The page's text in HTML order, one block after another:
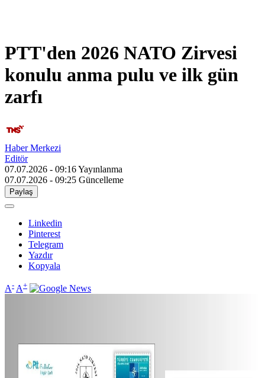
PTT'den 2026 NATO Zirvesi
konulu anma pulu ve ilk gün
zarfı
Haber Merkezi
Editör
07.07.2026 - 09:16Yayınlanma
07.07.2026 - 09:25 Güncelleme
Paylaş
Linkedin
Pinterest
Telegram
Yazdır
Kopyala
A- A+